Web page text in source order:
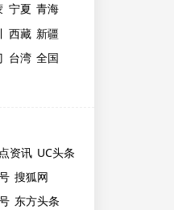
宁夏 青海
西藏 新疆
台湾 全国
资讯 UC头条
搜狐网
东方头条